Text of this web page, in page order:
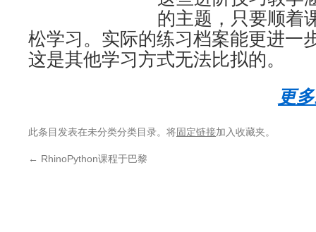
的主题，只要顺着
松学习。实际的练习档案能更进一
这是其他学习方式无法比拟的。
更
此条目发表在未分类分类目录。将固定链接加入收藏夹。
← RhinoPython课程于巴黎